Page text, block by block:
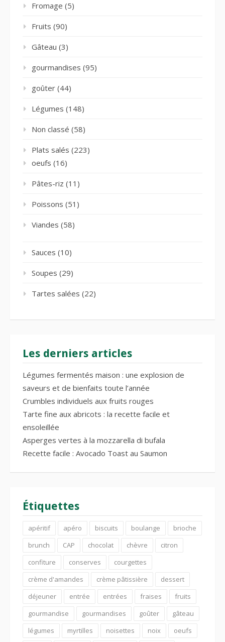
Fromage (5)
Fruits (90)
Gâteau (3)
gourmandises (95)
goûter (44)
Légumes (148)
Non classé (58)
Plats salés (223)
oeufs (16)
Pâtes-riz (11)
Poissons (51)
Viandes (58)
Sauces (10)
Soupes (29)
Tartes salées (22)
Les derniers articles
Légumes fermentés maison : une explosion de
saveurs et de bienfaits toute l’année
Crumbles individuels aux fruits rouges
Tarte fine aux abricots : la recette facile et
ensoleillée
Asperges vertes à la mozzarella di bufala
Recette facile : Avocado Toast au Saumon
Étiquettes
apéritif apéro biscuits boulange
brioche
brunch
CAP chocolat chèvre
citron
confiture
conserves
courgettes
crème d'amandes
crème pâtissière
dessert
déjeuner
entrée entrées fraises
fruits
gourmandise
gourmandises goûter
gâteau
légumes
myrtilles noisettes noix oeufs